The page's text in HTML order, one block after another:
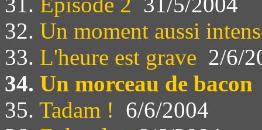
32. Un moment aussi
33. L'heure est grave 2/6/
34. Un morceau de bacon
35. Tadam ! 6/6/2004